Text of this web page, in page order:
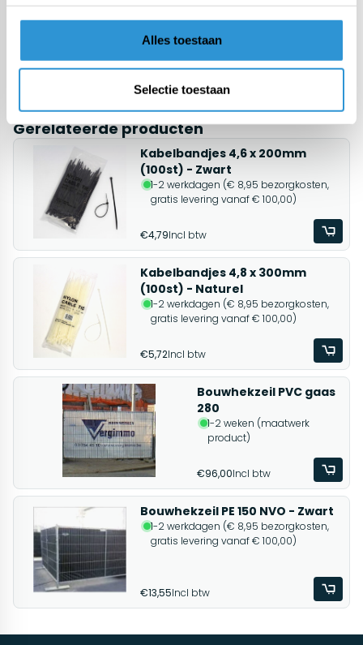
Alles toestaan
Selectie toestaan
Afmetingen 1,76m x 3,41m (voor Heras of Bekaert hekwerk)
Kleur Zwart
Aluminium ringen binnendiam. 12mm, elke +/- 50cm
Eindmaat
Gerelateerde producten
Kabelbandjes 4,6 x 200mm
(100st) - Zwart
1-2 werkdagen (€ 8,95 bezorgkosten,
gratis levering vanaf € 100,00)
€4,79Incl btw
Kabelbandjes 4,8 x 300mm
(100st) - Naturel
1-2 werkdagen (€ 8,95 bezorgkosten,
gratis levering vanaf € 100,00)
€5,72Incl btw
Bouwhekzeil PVC gaas
280
1-2 weken (maatwerk
product)
€96,00Incl btw
Bouwhekzeil PE 150 NVO - Zwart
1-2 werkdagen (€ 8,95 bezorgkosten,
gratis levering vanaf € 100,00)
€13,55Incl btw